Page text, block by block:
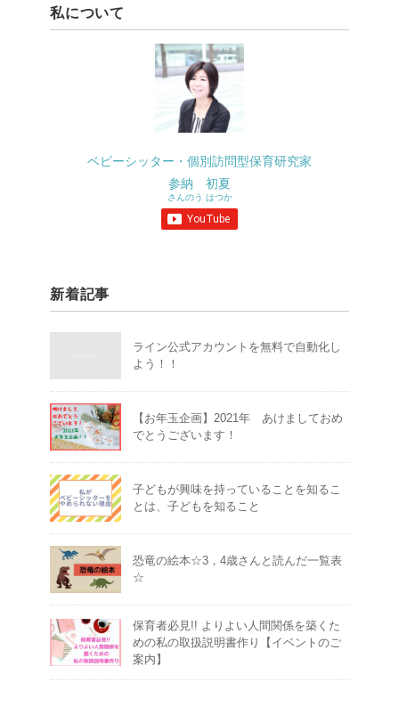
私について
ベビーシッター・個別訪問型保育研究家
参納 初夏
さんのう はつか
新着記事
ライン公式アカウントを無料で自動化し
よう！！
【お年玉企画】2021年 あけましておめ
でとうございます！
子どもが興味を持っていることを知るこ
とは、子どもを知ること
恐竜の絵本☆3，4歳さんと読んだ一覧表
☆
保育者必見!! よりよい人間関係を築くた
めの私の取扱説明書作り【イベントのご
案内】